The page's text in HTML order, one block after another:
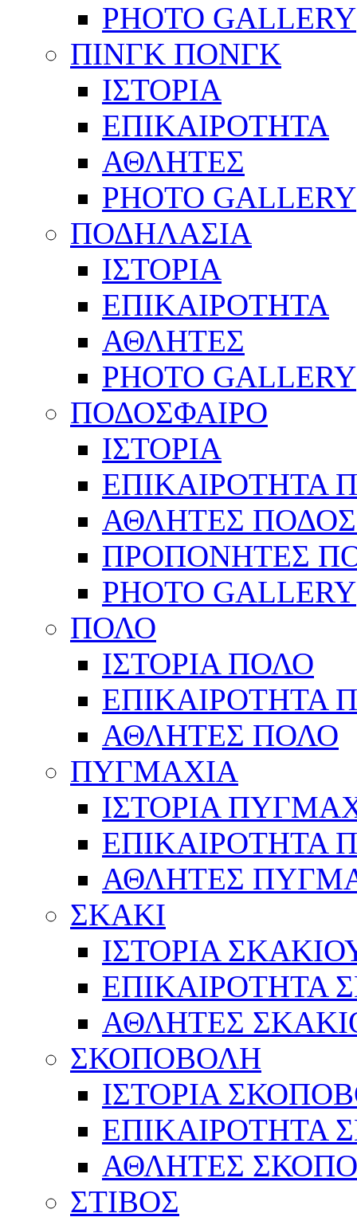
PHOTO GALLERY
ΠΙΝΓΚ ΠΟΝΓΚ
ΙΣΤΟΡΙΑ
ΕΠΙΚΑΙΡΟΤΗΤΑ
ΑΘΛΗΤΕΣ
PHOTO GALLERY
ΠΟΔΗΛΑΣΙΑ
ΙΣΤΟΡΙΑ
ΕΠΙΚΑΙΡΟΤΗΤΑ
ΑΘΛΗΤΕΣ
PHOTO GALLERY
ΠΟΔΟΣΦΑΙΡΟ
ΙΣΤΟΡΙΑ
ΕΠΙΚΑΙΡΟΤΗΤΑ
ΑΘΛΗΤΕΣ
ΠΡΟΠΟΝΗΤΕΣ
PHOTO GALLERY
ΠΟΛΟ
ΙΣΤΟΡΙΑ ΠΟΛΟ
ΕΠΙΚΑΙΡΟΤΗΤΑ
ΑΘΛΗΤΕΣ ΠΟΛΟ
ΠΥΓΜΑΧΙΑ
ΙΣΤΟΡΙΑ
ΕΠΙΚΑΙΡΟΤΗΤΑ
ΑΘΛΗΤΕΣ
ΣΚΑΚΙ
ΙΣΤΟΡΙΑ
ΕΠΙΚΑΙΡΟΤΗΤΑ
ΑΘΛΗΤΕΣ
ΣΚΟΠΟΒΟΛΗ
ΙΣΤΟΡΙΑ
ΕΠΙΚΑΙΡΟΤΗΤΑ
ΑΘΛΗΤΕΣ
ΣΤΙΒΟΣ